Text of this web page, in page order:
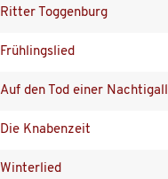
Ritter Toggenburg
Frühlingslied
Auf den Tod einer Nachtigall
Die Knabenzeit
Winterlied